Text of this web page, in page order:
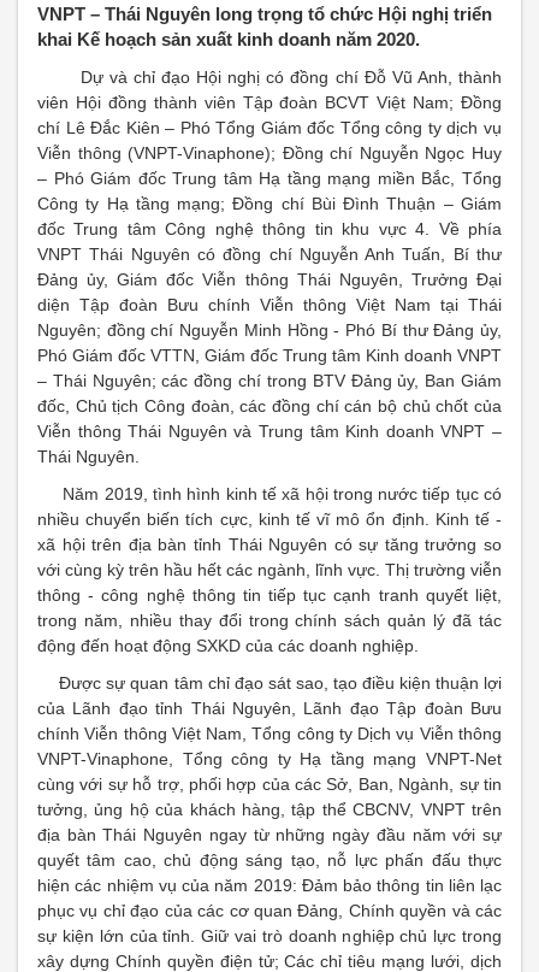
VNPT – Thái Nguyên long trọng tổ chức Hội nghị triển
khai Kế hoạch sản xuất kinh doanh năm 2020.
Dự và chỉ đạo Hội nghị có đồng chí Đỗ Vũ Anh, thành
viên Hội đồng thành viên Tập đoàn BCVT Việt Nam; Đồng
chí Lê Đắc Kiên – Phó Tổng Giám đốc Tổng công ty dịch vụ
Viễn thông (VNPT-Vinaphone); Đồng chí Nguyễn Ngọc Huy
– Phó Giám đốc Trung tâm Hạ tầng mạng miền Bắc, Tổng
Công ty Hạ tầng mạng; Đồng chí Bùi Đình Thuận – Giám
đốc Trung tâm Công nghệ thông tin khu vực 4. Về phía
VNPT Thái Nguyên có đồng chí Nguyễn Anh Tuấn, Bí thư
Đảng ủy, Giám đốc Viễn thông Thái Nguyên, Trưởng Đại
diện Tập đoàn Bưu chính Viễn thông Việt Nam tại Thái
Nguyên; đồng chí Nguyễn Minh Hồng - Phó Bí thư Đảng ủy,
Phó Giám đốc VTTN, Giám đốc Trung tâm Kinh doanh VNPT
– Thái Nguyên; các đồng chí trong BTV Đảng ủy, Ban Giám
đốc, Chủ tịch Công đoàn, các đồng chí cán bộ chủ chốt của
Viễn thông Thái Nguyên và Trung tâm Kinh doanh VNPT –
Thái Nguyên.
Năm 2019, tình hình kinh tế xã hội trong nước tiếp tục có
nhiều chuyển biến tích cực, kinh tế vĩ mô ổn định. Kinh tế -
xã hội trên địa bàn tỉnh Thái Nguyên có sự tăng trưởng so
với cùng kỳ trên hầu hết các ngành, lĩnh vực. Thị trường viễn
thông - công nghệ thông tin tiếp tục cạnh tranh quyết liệt,
trong năm, nhiều thay đổi trong chính sách quản lý đã tác
động đến hoạt động SXKD của các doanh nghiệp.
Được sự quan tâm chỉ đạo sát sao, tạo điều kiện thuận lợi
của Lãnh đạo tỉnh Thái Nguyên, Lãnh đạo Tập đoàn Bưu
chính Viễn thông Việt Nam, Tổng công ty Dịch vụ Viễn thông
VNPT-Vinaphone, Tổng công ty Hạ tầng mạng VNPT-Net
cùng với sự hỗ trợ, phối hợp của các Sở, Ban, Ngành, sự tin
tưởng, ủng hộ của khách hàng, tập thể CBCNV, VNPT trên
địa bàn Thái Nguyên ngay từ những ngày đầu năm với sự
quyết tâm cao, chủ động sáng tạo, nỗ lực phấn đấu thực
hiện các nhiệm vụ của năm 2019: Đảm bảo thông tin liên lạc
phục vụ chỉ đạo của các cơ quan Đảng, Chính quyền và các
sự kiện lớn của tỉnh. Giữ vai trò doanh nghiệp chủ lực trong
xây dựng Chính quyền điện tử; Các chỉ tiêu mạng lưới, dịch